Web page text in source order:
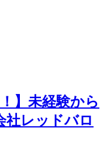
】未経験から
社レッドバロ